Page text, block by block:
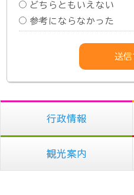
どちらともいえない
参考にならなかった
行政情報
観光案内